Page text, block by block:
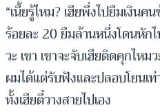
“เนี้ยรู้ไหม? เฮียพึ่งไปยืมเงิน
ร้อยละ 20 ยืมล้านหนึ่งโดนหัก
วะ เขา เขาจะจับเฮียติดคุกไหม
ผมได้แต่รับฟังและปลอบโยนเ
ทั้งเฮียตี๋วางสายไปเอง